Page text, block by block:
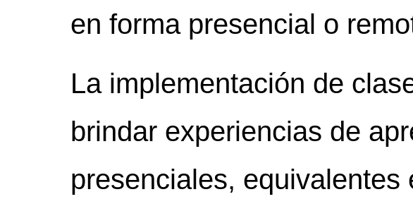
en forma presencial o
La implementación de
brindar experiencias de
presenciales,